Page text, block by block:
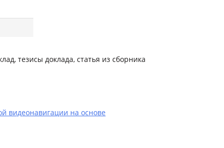
тезисы доклада, статья из сборника
видеонавигации на основе